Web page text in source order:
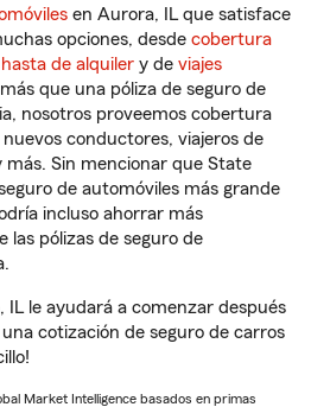
en Aurora, IL que satisface
opciones, desde cobertura
de alquiler y de viajes
que una póliza de seguro de
nosotros proveemos cobertura
conductores, viajeros de
más. Sin mencionar que State
de automóviles más grande
incluso ahorrar más
las pólizas de seguro de
IL le ayudará a comenzar después
cotización de seguro de carros
Market Intelligence basados en primas